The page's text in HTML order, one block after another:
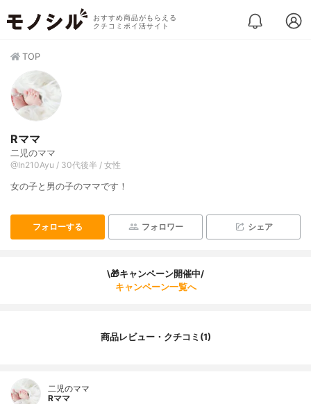
おすすめ商品がもらえる
クチコミポイ活サイト
TOP
Rママ
二児のママ
@In210Ayu / 30代後半 / 女性
女の子と男の子のママです！
フォローする フォロワー シェア
\🎁キャンペーン開催中/
キャンペーン一覧へ
商品レビュー・クチコミ(1)
二児のママ
Rママ